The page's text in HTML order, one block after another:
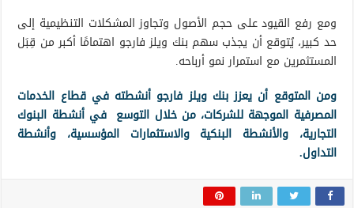
ومع رفع القيود على حجم الأصول وتجاوز المشكلات التنظيمية إلى
حد كبير، يُتوقع أن يجذب سهم بنك ويلز فارجو اهتمامًا أكبر من قِبَل
المستثمرين مع استمرار نمو أرباحه.
ومن المتوقع أن يعزز بنك ويلز فارجو أنشطته في قطاع الخدمات
المصرفية الموجهة للشركات، من خلال التوسع في أنشطة البنوك
التجارية، والأنشطة البنكية والاستثمارات المؤسسية، وأنشطة
التداول.